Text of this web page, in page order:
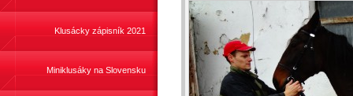
Klusácky zápisník 2021
Miniklusáky na Slovensku